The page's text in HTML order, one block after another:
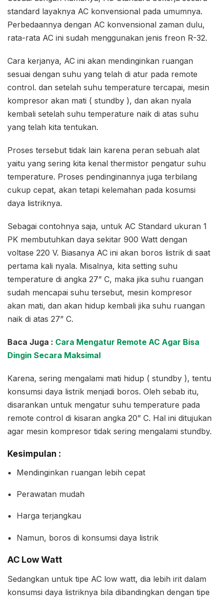
standard layaknya AC konvensional pada umumnya.
Perbedaannya dengan AC konvensional zaman dulu,
rata-rata AC ini sudah menggunakan jenis freon R-32.
Cara kerjanya, AC ini akan mendinginkan ruangan
sesuai dengan suhu yang telah di atur pada remote
control. dan setelah suhu temperature tercapai, mesin
kompresor akan mati ( stundby ), dan akan nyala
kembali setelah suhu temperature naik di atas suhu
yang telah kita tentukan.
Proses tersebut tidak lain karena peran sebuah alat
yaitu yang sering kita kenal thermistor pengatur suhu
temperature. Proses pendinginannya juga terbilang
cukup cepat, akan tetapi kelemahan pada kosumsi
daya listriknya.
Sebagai contohnya saja, untuk AC Standard ukuran 1
PK membutuhkan daya sekitar 900 Watt dengan
voltase 220 V. Biasanya AC ini akan boros listrik di saat
pertama kali nyala. Misalnya, kita setting suhu
temperature di angka 27” C, maka jika suhu ruangan
sudah mencapai suhu tersebut, mesin kompresor
akan mati, dan akan hidup kembali jika suhu ruangan
naik di atas 27” C.
Baca Juga : Cara Mengatur Remote AC Agar Bisa
Dingin Secara Maksimal
Karena, sering mengalami mati hidup ( stundby ), tentu
konsumsi daya listrik menjadi boros. Oleh sebab itu,
disarankan untuk mengatur suhu temperature pada
remote control di kisaran angka 20” C. Hal ini ditujukan
agar mesin kompresor tidak sering mengalami stundby.
Kesimpulan :
Mendinginkan ruangan lebih cepat
Perawatan mudah
Harga terjangkau
Namun, boros di konsumsi daya listrik
AC Low Watt
Sedangkan untuk tipe AC low watt, dia lebih irit dalam
konsumsi daya listriknya bila dibandingkan dengan tipe